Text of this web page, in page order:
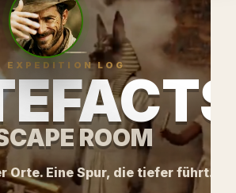
EXPEDITION LOG
ROOM
Orte. Eine Spur, die tiefer führt.